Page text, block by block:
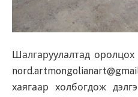
Шалгаруулалтад оролцох
хаягаар холбогдож